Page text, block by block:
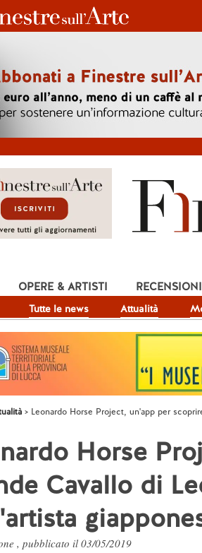
Tutte le news Attualità
OPERE & ARTISTI
Leonardo Horse Project, un'app per
Horse
Cavallo di
, pubblicato il 03/05/2019